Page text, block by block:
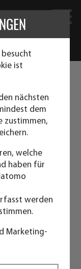
besucht
ist
nächsten
dem
zustimmen,
welche
haben für
werden
Marketing-
B
und
Großhändler nur
anbieten